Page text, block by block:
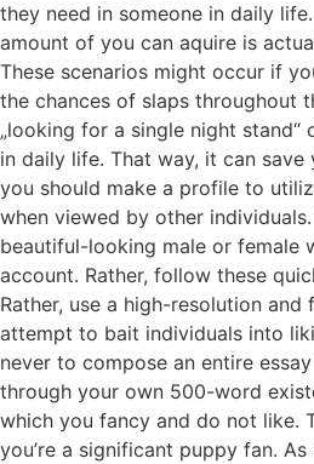
they need in someone in daily
amount of you can aquire is
These scenarios might occur if
the chances of slaps throughout
„looking for a single night
in daily life. That way, it can
you should make a profile to
when viewed by other
beautiful-looking male or female
account. Rather, follow these
Rather, use a high-resolution
attempt to bait individuals into
never to compose an entire
through your own 500-word
which you fancy and do not like.
you’re a significant puppy fan.